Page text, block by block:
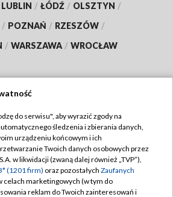
LUBLIN / ŁÓDŹ / OLSZTYN /
/ POZNAŃ / RZESZÓW /
/ WARSZAWA / WROCŁAW
TVP
TVP
Regulamin TVP
prywatności
Moje zgody
do serwisu", aby wyrazić zgody na
śledzenia i zbierania danych,
urządzeniu końcowym i ich
Twoich danych osobowych przez
w likwidacji (zwaną dalej również „TVP”),
(1201 firm) oraz pozostałych Zaufanych
celach marketingowych (w tym do
reklam do Twoich zainteresowań i